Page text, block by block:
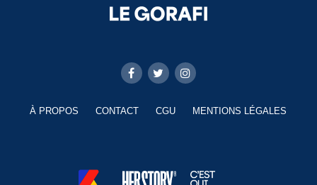
À PROPOS CONTACT CGU MENTIONS LÉGALES